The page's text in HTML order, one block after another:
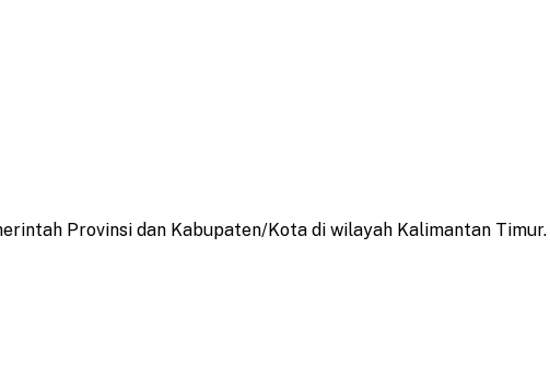
Provinsi dan Kabupaten/Kota di wilayah Kalimantan Timur.